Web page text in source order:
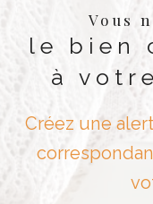
Vous
le bien
à
Créez une